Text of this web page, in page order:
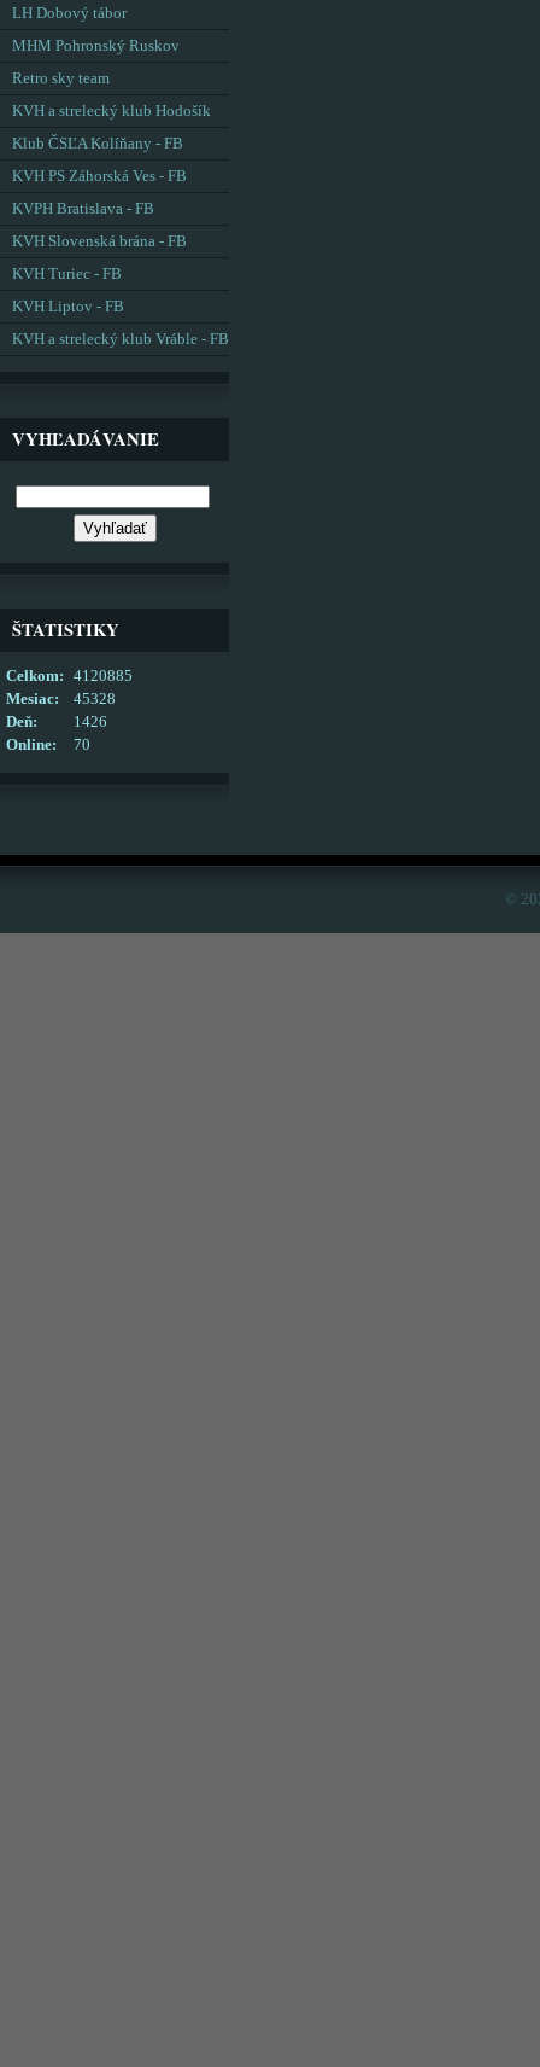
LH Dobový tábor
MHM Pohronský Ruskov
Retro sky team
KVH a strelecký klub Hodošík
Klub ČSĽA Kolíňany - FB
KVH PS Záhorská Ves - FB
KVPH Bratislava - FB
KVH Slovenská brána - FB
KVH Turiec - FB
KVH Liptov - FB
KVH a strelecký klub Vráble - FB
VYHĽADÁVANIE
ŠTATISTIKY
Online: 70
Celkom:
4120885
Mesiac:
45328
Deň:
1426
©